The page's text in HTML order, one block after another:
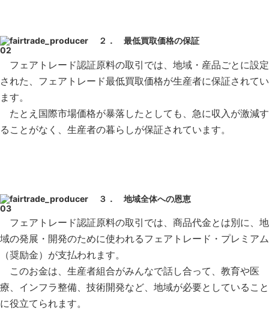
２． 最低買取価格の保証
フェアトレード認証原料の取引では、地域・産品ごとに設定
された、フェアトレード最低買取価格が生産者に保証されてい
ます。
たとえ国際市場価格が暴落したとしても、急に収入が激減す
ることがなく、生産者の暮らしが保証されています。
３． 地域全体への恩恵
フェアトレード認証原料の取引では、商品代金とは別に、地
域の発展・開発のために使われるフェアトレード・プレミアム
（奨励金）が支払われます。
このお金は、生産者組合がみんなで話し合って、教育や医
療、インフラ整備、技術開発など、地域が必要としていること
に役立てられます。